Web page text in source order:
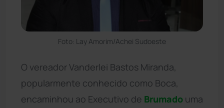
Foto: Lay Amorim/Achei Sudoeste
O vereador Vanderlei Bastos Miranda,
popularmente conhecido como Boca,
encaminhou ao Executivo de Brumado uma